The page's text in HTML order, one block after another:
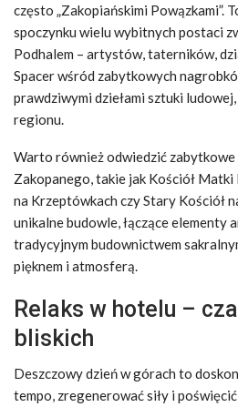
często „Zakopiańskimi Powązkami”.
spoczynku wielu wybitnych postaci
Podhalem – artystów, taterników,
Spacer wśród zabytkowych
prawdziwymi dziełami sztuki
regionu.
Warto również odwiedzić zabytkowe
Zakopanego, takie jak Kościół
na Krzeptówkach czy Stary Kościół
unikalne budowle, łączące
tradycyjnym budownictwem
pięknem i atmosferą.
Relaks w hotelu –
bliskich
Deszczowy dzień w górach to
tempo, zregenerować siły i